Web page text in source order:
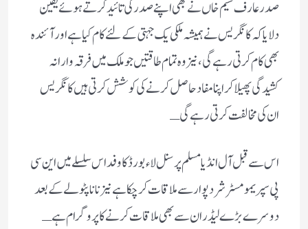
صدر عارف نسیم خاں نے بھی اپنے صدر کی تائید کرتے ہوئے یقین
دلایا کہ کانگریس نے ہمیشہ ملکی یک جہتی کے لئے کام کیا ہے اور آئندہ
بھی کام کرتی رہے گی، نیز وہ تمام طاقتیں جو ملک میں فرقہ وارانہ
کشیدگی پھیلا کر اپنا مفاد حاصل کرنے کی کوشش کرتی ہیں کانگریس
ان کی مخالفت کرتی رہے گی ـ
اس سے قبل آل انڈیا مسلم پرسنل لاء بورڈ کا وفداس سلسلے میں این سی
پی سپریمو مسٹر شرد پوار سے ملاقات کرچکا ہے نیز نانا پٹولے کے بعد
دوسرے بڑے لیڈران سے بھی ملاقات کرنے کا پروگرام ہے ـ